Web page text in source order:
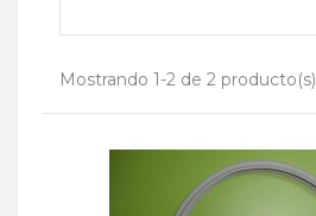
Mostrando 1-2 de 2 producto(s)